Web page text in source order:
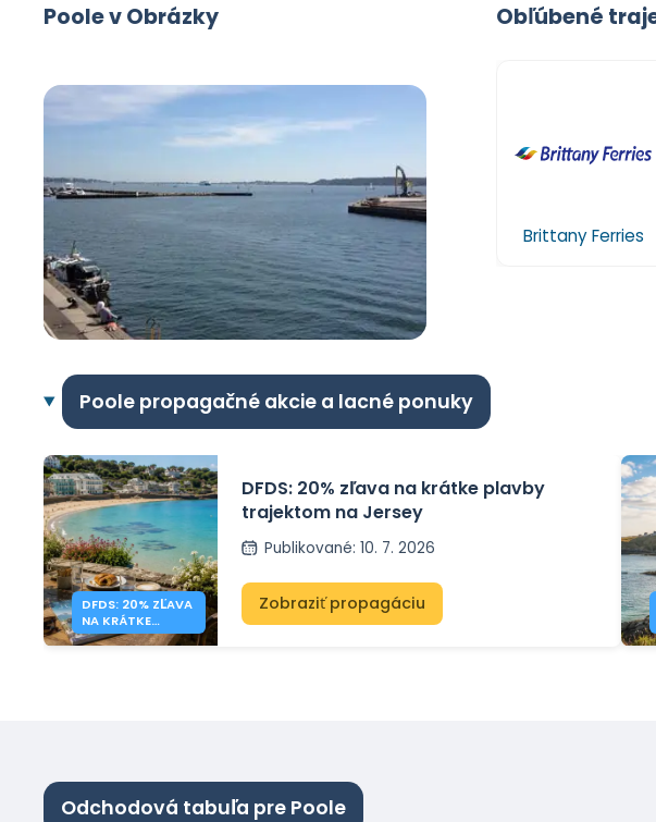
Poole v Obrázky Obľúbené
Brittany Ferries
Poole propagačné akcie a lacné ponuky
DFDS: 20% ZĽAVA
NA KRÁTKE
POBYTY NA
DFDS: 20% zľava na krátke plavby
trajektom na Jersey
Publikované: 10. 7. 2026
Zobraziť propagáciu
Odchodová tabuľa pre Poole